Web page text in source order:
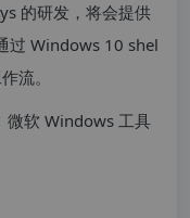
的研发，将会提供
过 Windows 10 shel
流。